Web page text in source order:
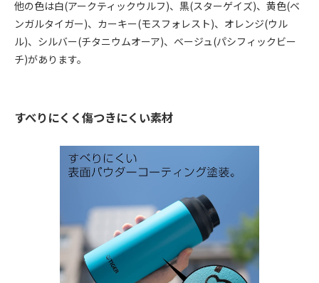
他の色は白(アークティックウルフ)、黒(スターゲイズ)、黄色(ベ
ンガルタイガー)、カーキー(モスフォレスト)、オレンジ(ウル
ル)、シルバー(チタニウムオーア)、ベージュ(パシフィックビー
チ)があります。
すべりにくく傷つきにくい素材